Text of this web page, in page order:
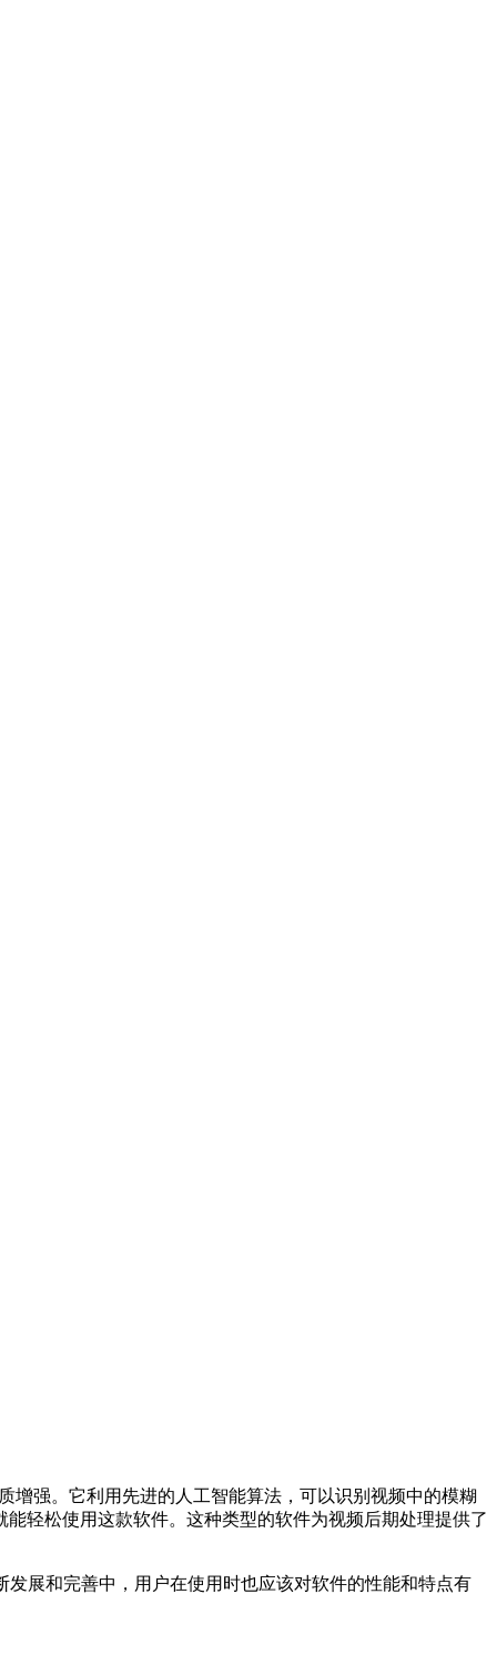
增强。它利用先进的人工智能算法，可以识别视频中的模糊
轻松使用这款软件。这种类型的软件为视频后期处理提供了
展和完善中，用户在使用时也应该对软件的性能和特点有